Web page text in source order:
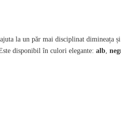
la un păr mai disciplinat dimineața
disponibil în culori elegante: alb,